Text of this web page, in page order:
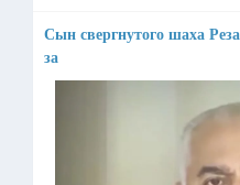
Сын свергнутого шаха
за